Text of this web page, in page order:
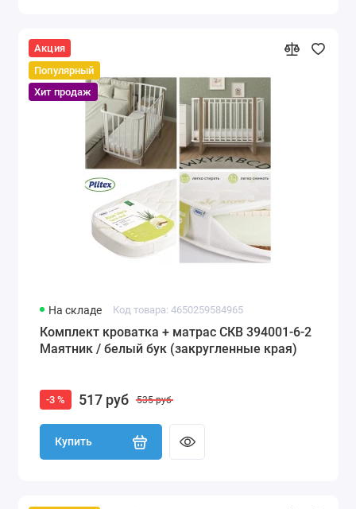
Акция
Популярный
Хит продаж
На складе Код товара: 4650259584965
Комплект кроватка + матрас СКВ 394001-6-2
Маятник / белый бук (закругленные края)
-3 % 517 руб 535 руб
Купить